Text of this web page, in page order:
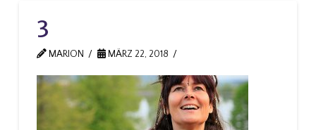
3
MARION MÄRZ 22, 2018